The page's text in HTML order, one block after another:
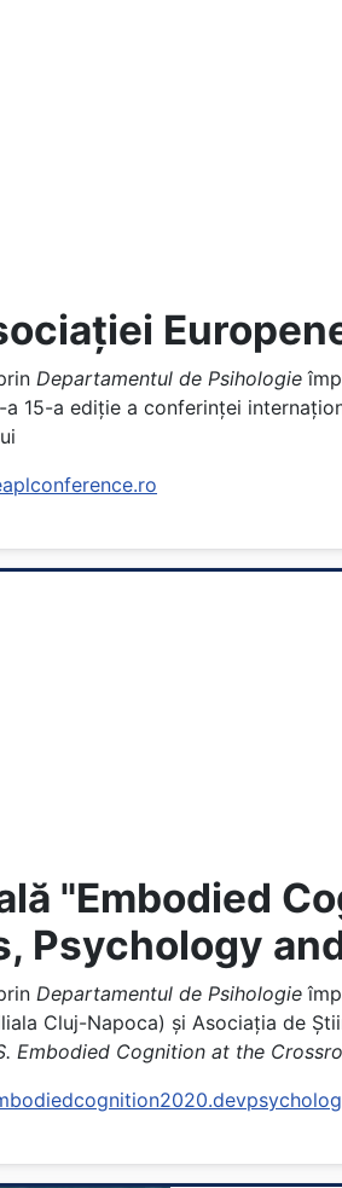
Departamentul de Psihologie
15-a ediție a conferinței
"Embodied
Psychology
Departamentul de Psihologie
Cluj-Napoca) și Asociația de
Embodied Cognition at the